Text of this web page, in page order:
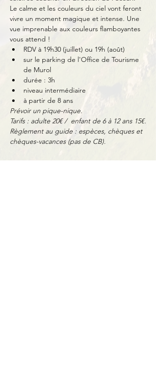
Le calme et les couleurs du ciel vont feront
vivre un moment magique et intense. Une
vue imprenable aux couleurs flamboyantes
vous attend !
RDV à 19h30 (juillet) ou 19h (août)
sur le parking de l'Office de Tourisme
de Murol
durée : 3h
niveau intermédiaire
à partir de 8 ans
Prévoir un pique-nique.
Tarifs : adulte 20€ /  enfant de 6 à 12 ans 15€.
Règlement au guide : espèces, chèques et
chèques-vacances (pas de CB).